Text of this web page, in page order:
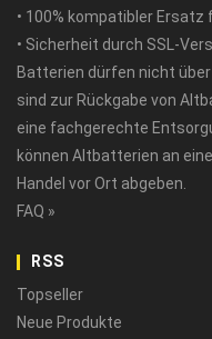
• 100% kompatibler Ersatz
• Sicherheit durch SSL-
Batterien dürfen nicht
sind zur Rückgabe von
eine fachgerechte
können Altbatterien an
Handel vor Ort abgeben.
FAQ »
RSS
Topseller
Neue Produkte